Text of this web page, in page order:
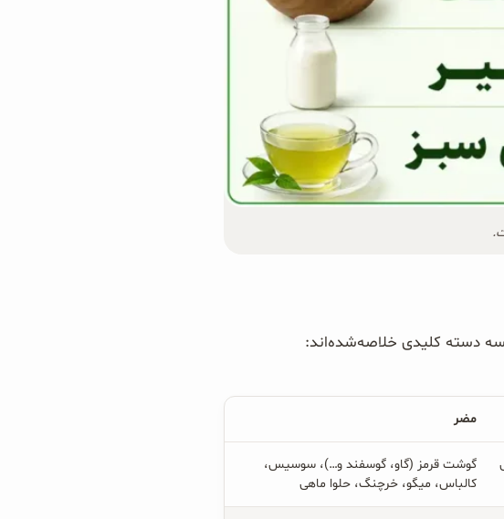
مضر
گوشت قرمز (گاو، گوسفند و…)، سوسیس،
کالباس، میگو، خرچنگ، حلوا ماهی